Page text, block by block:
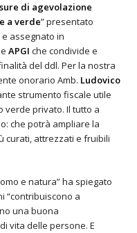
di agevolazione
a verde” presentato
assegnato in
APGI che condivide e
del ddl. Per la nostra
onorario Amb. Ludovico
strumento fiscale utile
verde privato. Il tutto a
che potrà ampliare la
curati, attrezzati e fruibili
e natura” ha spiegato
“contribuiscono a
una buona
vita delle persone. E